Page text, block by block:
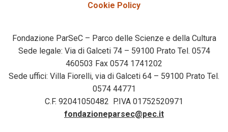
Cookie Policy
Fondazione ParSeC – Parco delle Scienze e della Cultura
Sede legale: Via di Galceti 74 – 59100 Prato Tel. 0574
460503 Fax 0574 1741202
Sede uffici: Villa Fiorelli, via di Galceti 64 – 59100 Prato Tel.
0574 44771
C.F. 92041050482 P.IVA 01752520971
fondazioneparsec@pec.it